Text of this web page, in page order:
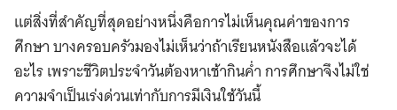
แต่สิ่งที่สำคัญที่สุดอย่างหนึ่งคือการไม่เห็นคุณค่าของการ
ศึกษา บางครอบครัวมองไม่เห็นว่าถ้าเรียนหนังสือแล้วจะได้
อะไร เพราะชีวิตประจำวันต้องหาเช้ากินค่ำ การศึกษาจึงไม่ใช่
ความจำเป็นเร่งด่วนเท่ากับการมีเงินใช้วันนี้